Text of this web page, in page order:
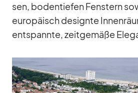
sen, bo­den­tie­fen Fens­tern
eu­ro­pä­isch de­signte
ent­spannte, zeit­ge­mäße